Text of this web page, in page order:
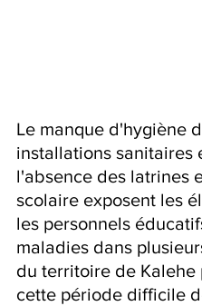
Le manque d'hygiène
installations sanitaires
l'absence des latrines
scolaire exposent les
les personnels
maladies dans
du territoire de Kalehe
cette période difficile